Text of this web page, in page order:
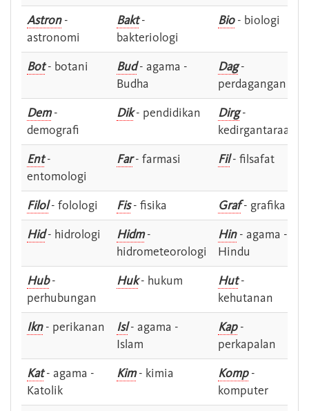
Astron-
astronomi
Bakt-
bakteriologi
Bio- biologi
Bot- botani Bud- agama -
Budha
Dag-
perdagangan
Dem-
demografi
Dik- pendidikan Dirg-
kedirgantaraan
Ent-
entomologi
Far- farmasi Fil- filsafat
Filol- folologi Fis- fisika Graf- grafika
Hid- hidrologi Hidm-
hidrometeorologi
Hin- agama -
Hindu
Hub-
perhubungan
Huk- hukum Hut-
kehutanan
Ikn- perikanan Isl- agama -
Islam
Kap-
perkapalan
Kat- agama -
Katolik
Kim- kimia Komp-
komputer